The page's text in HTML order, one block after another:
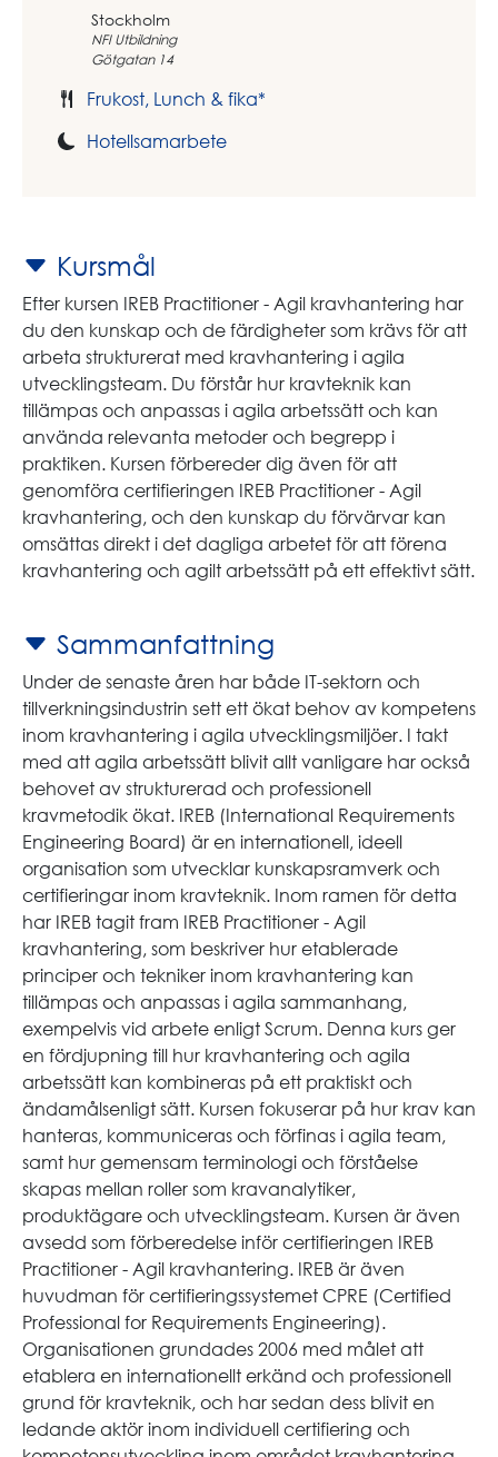
Stockholm
NFI Utbildning
Götgatan 14
Frukost, Lunch & fika*
Hotellsamarbete
Kursmål
Efter kursen IREB Practitioner - Agil kravhantering har
du den kunskap och de färdigheter som krävs för att
arbeta strukturerat med kravhantering i agila
utvecklingsteam. Du förstår hur kravteknik kan
tillämpas och anpassas i agila arbetssätt och kan
använda relevanta metoder och begrepp i
praktiken. Kursen förbereder dig även för att
genomföra certifieringen IREB Practitioner - Agil
kravhantering, och den kunskap du förvärvar kan
omsättas direkt i det dagliga arbetet för att förena
kravhantering och agilt arbetssätt på ett effektivt sätt.
Sammanfattning
Under de senaste åren har både IT-sektorn och
tillverkningsindustrin sett ett ökat behov av kompetens
inom kravhantering i agila utvecklingsmiljöer. I takt
med att agila arbetssätt blivit allt vanligare har också
behovet av strukturerad och professionell
kravmetodik ökat. IREB (International Requirements
Engineering Board) är en internationell, ideell
organisation som utvecklar kunskapsramverk och
certifieringar inom kravteknik. Inom ramen för detta
har IREB tagit fram IREB Practitioner - Agil
kravhantering, som beskriver hur etablerade
principer och tekniker inom kravhantering kan
tillämpas och anpassas i agila sammanhang,
exempelvis vid arbete enligt Scrum. Denna kurs ger
en fördjupning till hur kravhantering och agila
arbetssätt kan kombineras på ett praktiskt och
ändamålsenligt sätt. Kursen fokuserar på hur krav kan
hanteras, kommuniceras och förfinas i agila team,
samt hur gemensam terminologi och förståelse
skapas mellan roller som kravanalytiker,
produktägare och utvecklingsteam. Kursen är även
avsedd som förberedelse inför certifieringen IREB
Practitioner - Agil kravhantering. IREB är även
huvudman för certifieringssystemet CPRE (Certified
Professional for Requirements Engineering).
Organisationen grundades 2006 med målet att
etablera en internationellt erkänd och professionell
grund för kravteknik, och har sedan dess blivit en
ledande aktör inom individuell certifiering och